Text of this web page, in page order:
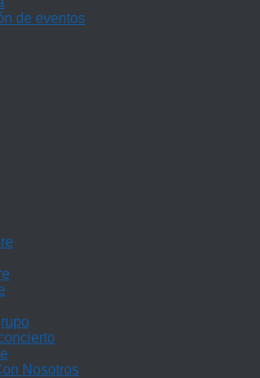
de eventos
Nosotros